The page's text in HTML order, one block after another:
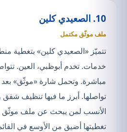
10. الصعيدي كلين
ملف موثّق مكتمل
خدمات. تخدم أبوظبي، العين.
مباشرة. وتحمل شارة «موثّق» بعد
تواصلها. أبرز ما فيها تنظيف
الأنسب لمن يبحث عن ملف